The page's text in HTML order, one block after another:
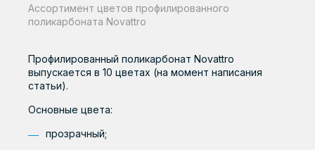
Ассортимент цветов профилированного
поликарбоната Novattro
Профилированный поликарбонат Novattro
выпускается в 10 цветах (на момент написания
статьи).
Основные цвета:
прозрачный;